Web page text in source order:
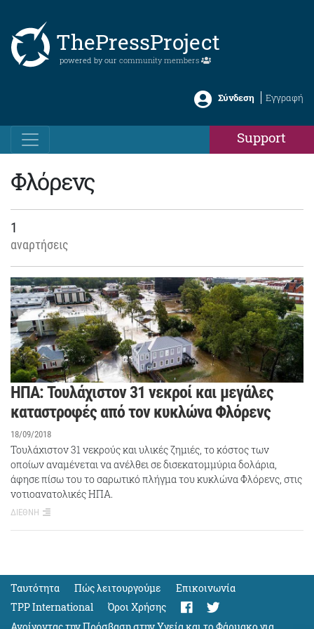
ThePressProject
powered by our community members
Σύνδεση Εγγραφή
Support
Φλόρενς
1
αναρτήσεις
ΗΠΑ: Τουλάχιστον 31 νεκροί και μεγάλες
καταστροφές από τον κυκλώνα Φλόρενς
18/09/2018
Τουλάχιστον 31 νεκρούς και υλικές ζημιές, το κόστος των
οποίων αναμένεται να ανέλθει σε δισεκατομμύρια δολάρια,
άφησε πίσω του το σαρωτικό πλήγμα του κυκλώνα Φλόρενς, στις
νοτιοανατολικές ΗΠΑ.
ΔΙΕΘΝΗ
Ταυτότητα Πώς λειτουργούμε
Eπικοινωνία
TPP International
Όροι Χρήσης